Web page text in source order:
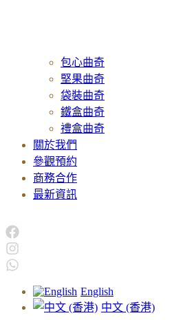
包心曲奇
堅果曲奇
袋裝曲奇
鐵盒曲奇
禮盒曲奇
關於我們
參觀預約
商務合作
最新資訊
English
中文 (香港)